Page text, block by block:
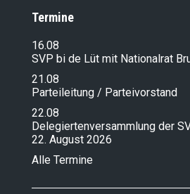
Termine
16.08
SVP bi de Lüt mit Nationalrat
21.08
Parteileitung / Parteivorstand
22.08
Delegiertenversammlung der
22. August 2026
Alle Termine